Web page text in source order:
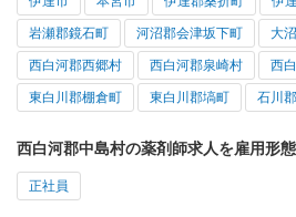
岩瀬郡鏡石町 河沼郡会津坂下町 大
西白河郡西郷村 西白河郡泉崎村 西
東白川郡棚倉町 東白川郡塙町 石川
西白河郡中島村の薬剤師求人を雇用形
正社員